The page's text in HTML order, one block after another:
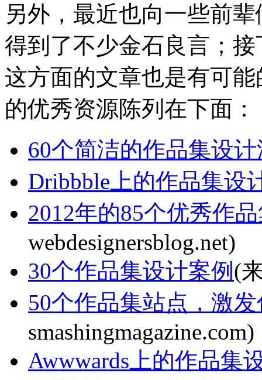
另外，最近也向一些前
得到了不少金石良言；
这方面的文章也是有可
的优秀资源陈列在下面：
60个简洁的作品集设
Dribbble上的作品集设
2012年的85个优秀作
webdesignersblog.net)
30个作品集设计案例 (
50个作品集站点，激
smashingmagazine.com)
Awwwards上的作品集